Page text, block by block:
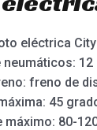
eléctrica
neumáticos: 12
freno de
45
máximo: 80-